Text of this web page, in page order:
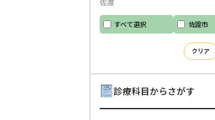
すべて選択 佐渡市
クリア
診療科目からさがす